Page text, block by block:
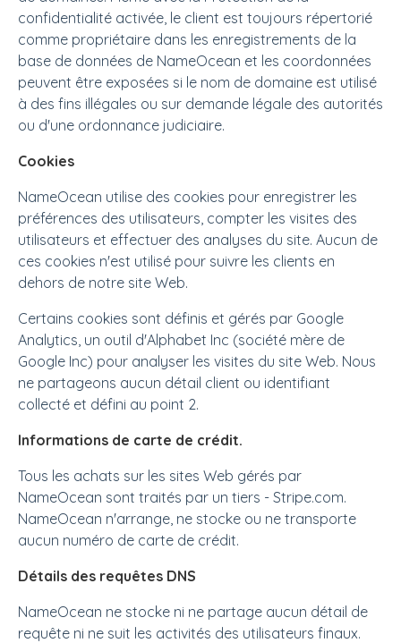
confidentialité activée, le client est toujours répertorié
comme propriétaire dans les enregistrements de la
base de données de NameOcean et les coordonnées
peuvent être exposées si le nom de domaine est utilisé
à des fins illégales ou sur demande légale des autorités
ou d'une ordonnance judiciaire.
Cookies
NameOcean utilise des cookies pour enregistrer les
préférences des utilisateurs, compter les visites des
utilisateurs et effectuer des analyses du site. Aucun de
ces cookies n'est utilisé pour suivre les clients en
dehors de notre site Web.
Certains cookies sont définis et gérés par Google
Analytics, un outil d'Alphabet Inc (société mère de
Google Inc) pour analyser les visites du site Web. Nous
ne partageons aucun détail client ou identifiant
collecté et défini au point 2.
Informations de carte de crédit.
Tous les achats sur les sites Web gérés par
NameOcean sont traités par un tiers - Stripe.com.
NameOcean n'arrange, ne stocke ou ne transporte
aucun numéro de carte de crédit.
Détails des requêtes DNS
NameOcean ne stocke ni ne partage aucun détail de
requête ni ne suit les activités des utilisateurs finaux.